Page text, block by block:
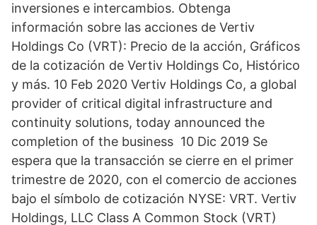
inversiones e intercambios. Obtenga
información sobre las acciones de Vertiv
Holdings Co (VRT): Precio de la acción, Gráficos
de la cotización de Vertiv Holdings Co, Histórico
y más. 10 Feb 2020 Vertiv Holdings Co, a global
provider of critical digital infrastructure and
continuity solutions, today announced the
completion of the business 10 Dic 2019 Se
espera que la transacción se cierre en el primer
trimestre de 2020, con el comercio de acciones
bajo el símbolo de cotización NYSE: VRT. Vertiv
Holdings, LLC Class A Common Stock (VRT)